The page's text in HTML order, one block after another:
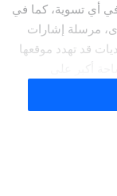
أي تسوية، كما في
مرسلة إشارات
قد تهدد موقعها
الكبرى
الأجواء المسربة